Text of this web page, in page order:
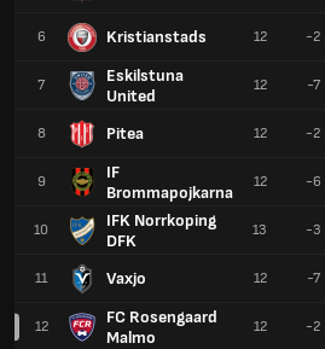
6 Kristianstads
7
Eskilstuna
United
8 Pitea
9
IF
Brommapojkarna
10
IFK Norrkoping
DFK
11 Vaxjo
12
FC Rosengaard
Malmo
12 -2
12 -7
12 -2
12 -6
13 -3
12 -7
12 -2